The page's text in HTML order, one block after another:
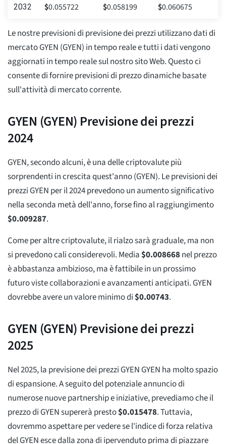
2032 $0.055722 $0.058199 $0.060675
Le nostre previsioni di previsione dei prezzi utilizzano dati di
mercato GYEN (GYEN) in tempo reale e tutti i dati vengono
aggiornati in tempo reale sul nostro sito Web. Questo ci
consente di fornire previsioni di prezzo dinamiche basate
sull'attività di mercato corrente.
GYEN (GYEN) Previsione dei prezzi
2024
GYEN, secondo alcuni, è una delle criptovalute più
sorprendenti in crescita quest'anno (GYEN). Le previsioni dei
prezzi GYEN per il 2024 prevedono un aumento significativo
nella seconda metà dell'anno, forse fino al raggiungimento
$0.009287.
Come per altre criptovalute, il rialzo sarà graduale, ma non
si prevedono cali considerevoli. Media$0.008668nel prezzo
è abbastanza ambizioso, ma è fattibile in un prossimo
futuro viste collaborazioni e avanzamenti anticipati. GYEN
dovrebbe avere un valore minimo di$0.00743.
GYEN (GYEN) Previsione dei prezzi
2025
Nel 2025, la previsione dei prezzi GYEN GYEN ha molto spazio
di espansione. A seguito del potenziale annuncio di
numerose nuove partnership e iniziative, prevediamo che il
prezzo di GYEN supererà presto$0.015478. Tuttavia,
dovremmo aspettare per vedere se l'indice di forza relativa
del GYEN esce dalla zona di ipervenduto prima di piazzare